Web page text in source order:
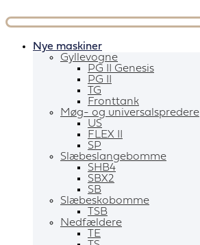
til
Nye maskiner
Gyllevogne
PG II Genesis
PG II
TG
Fronttank
Møg- og universalspredere
US
FLEX II
SP
Slæbeslangebomme
SHB4
SBX2
SB
Slæbeskobomme
TSB
Nedfældere
TE